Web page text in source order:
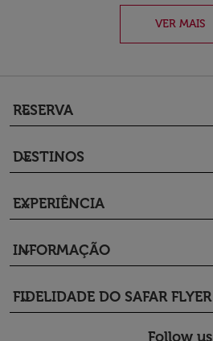
VER MAIS
RESERVA
keyboard_arrow_down
DESTINOS
keyboard_arrow_down
EXPERIÊNCIA
keyboard_arrow_down
INFORMAÇÃO
keyboard_arrow_down
FIDELIDADE DO SAFAR FLYER
keyboard_arrow_down
Follow us